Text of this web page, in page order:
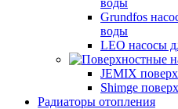
воды
Grundfos
воды
LEO насосы
JEMIX
Shimge
Радиаторы отопления